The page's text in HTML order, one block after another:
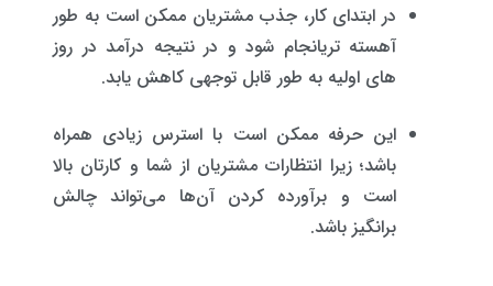
در ابتدای کار، جذب مشتریان ممکن است به طور
آهسته ‌تریانجام شود و در نتیجه درآمد در روز
های اولیه به طور قابل توجهی کاهش یابد.
این حرفه ممکن است با استرس زیادی همراه
باشد؛ زیرا انتظارات مشتریان از شما و کارتان بالا
است و برآورده کردن آن‌ها می‌تواند چالش
‌برانگیز باشد.